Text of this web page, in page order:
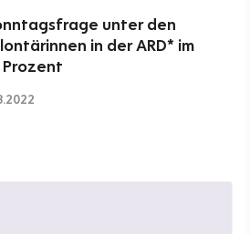
unter den
in der ARD* im
Prozent